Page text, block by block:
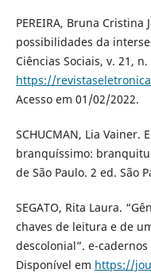
PEREIRA, Bruna Cristina
possibilidades da
Ciências Sociais, v. 21,
https://
Acesso em 01/02/2022.
SCHUCMAN, Lia Vainer.
branquíssimo:
de São Paulo. 2 ed. São
SEGATO, Rita Laura.
chaves de leitura e de
descolonial”. e-cadernos
Disponível em https://